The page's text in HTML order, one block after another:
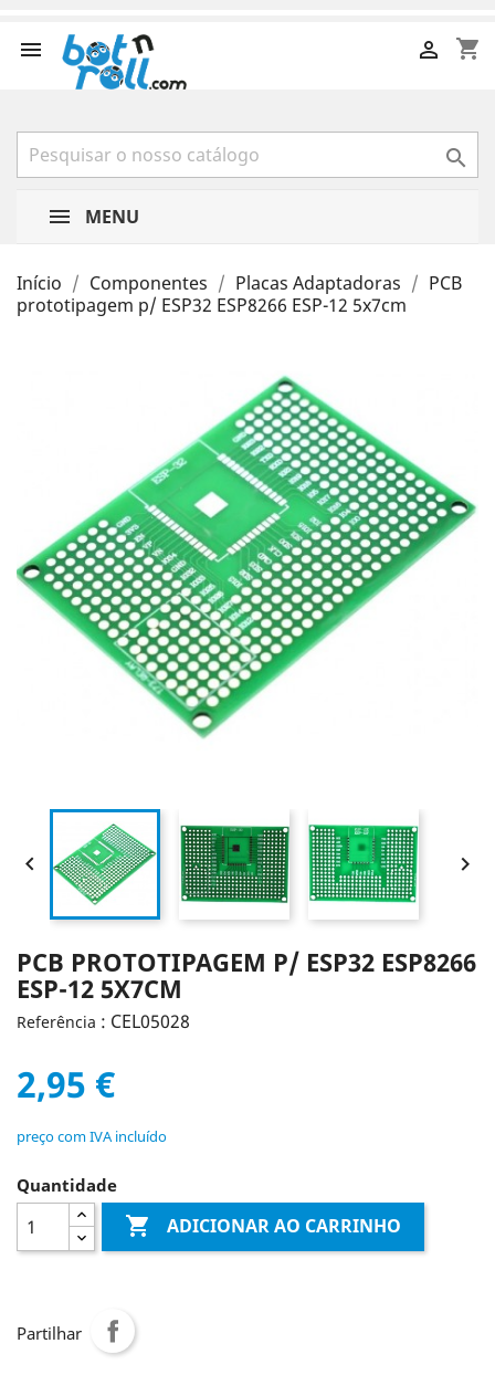
 shopping_cart


MENU
Início Componentes Placas Adaptadoras
PCB
prototipagem p/ ESP32 ESP8266 ESP-12 5x7cm
 
PCB PROTOTIPAGEM P/ ESP32 ESP8266
ESP-12 5X7CM
Referência : CEL05028
2,95 €
preço com IVA incluído
Quantidade
 ADICIONAR AO CARRINHO
Partilhar